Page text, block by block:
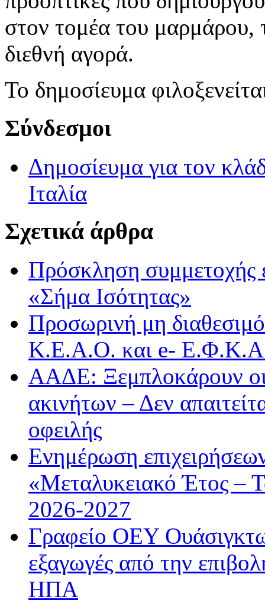
στον τομέα του μαρμάρου,
διεθνή αγορά.
Το δημοσίευμα
Σύνδεσμοι
Δημοσίευμα για τον
Ιταλία
Σχετικά άρθρα
Πρόσκληση συμμετοχής
«Σήμα Ισότητας»
Προσωρινή μη
Κ.Ε.Α.Ο. και e- Ε.Φ.Κ.Α.
ΑΑΔΕ: Ξεμπλοκάρουν οι
ακινήτων – Δεν
οφειλής
Ενημέρωση
«Μεταλυκειακό Έτος –
2026-2027
Γραφείο ΟΕΥ
εξαγωγές από την
ΗΠΑ